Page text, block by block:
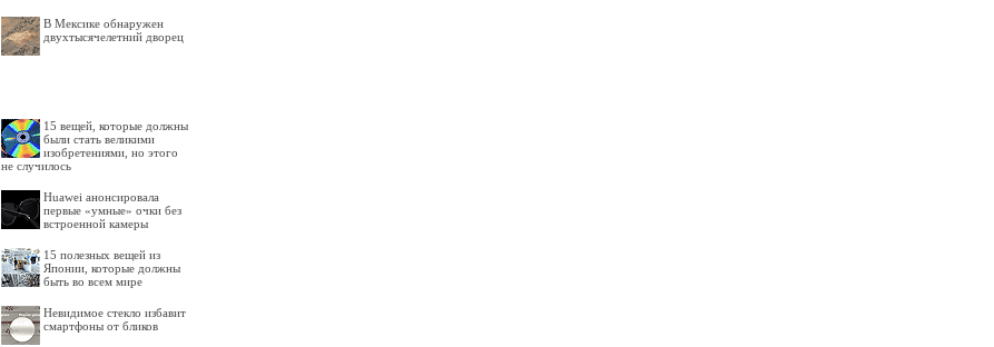
В Мексике обнаружен
двухтысячелетний дворец
15 вещей, которые должны
были стать великими
изобретениями, но этого
не случилось
Huawei анонсировала
первые «умные» очки без
встроенной камеры
15 полезных вещей из
Японии, которые должны
быть во всем мире
Невидимое стекло избавит
смартфоны от бликов